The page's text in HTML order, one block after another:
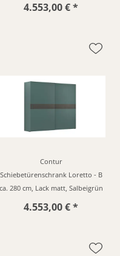
4.553,00 € *
Contur
Schiebetürenschrank Loretto - B
ca. 280 cm, Lack matt, Salbeigrün
4.553,00 € *